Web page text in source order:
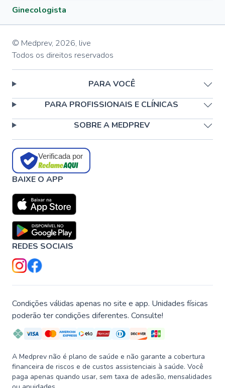
Ginecologista
© Medprev, 2026, live
Todos os direitos reservados
PARA VOCÊ
PARA PROFISSIONAIS E CLÍNICAS
SOBRE A MEDPREV
Verificada por
BAIXE O APP
REDES SOCIAIS
Condições válidas apenas no site e app. Unidades físicas
poderão ter condições diferentes. Consulte!
A Medprev não é plano de saúde e não garante a cobertura
financeira de riscos e de custos assistenciais à saúde. Você
paga apenas quando usar, sem taxa de adesão, mensalidades